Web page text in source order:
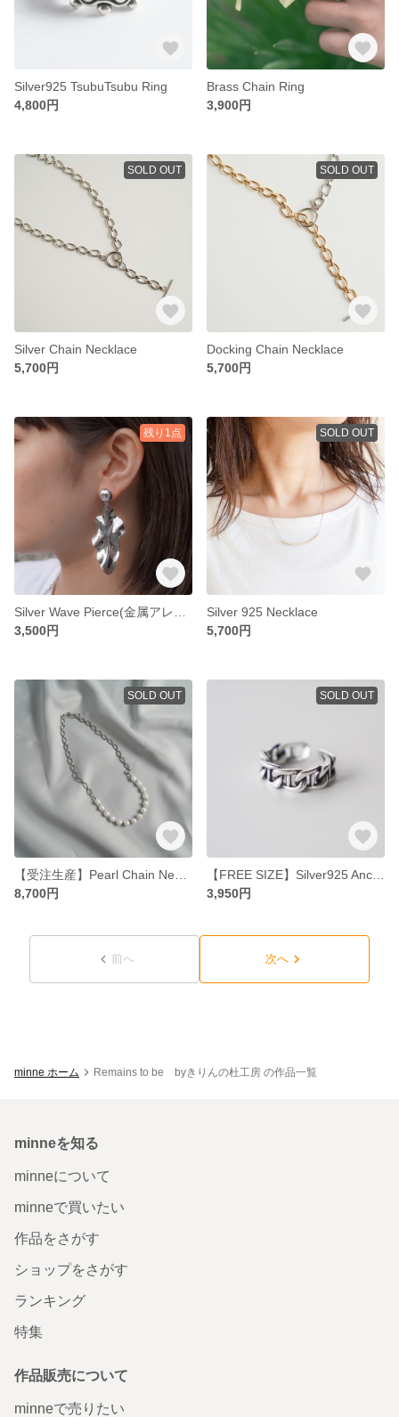
Silver925 TsubuTsubu Ring
4,800円
Brass Chain Ring
3,900円
SOLD OUT
Silver Chain Necklace
5,700円
SOLD OUT
Docking Chain Necklace
5,700円
残り1点
3,500円
SOLD OUT
Silver 925 Necklace
5,700円
SOLD OUT
8,700円
SOLD OUT
3,950円
前へ 次へ
minne ホーム Remains to be byきりんの杜工房 の作品一覧
minneを知る
minneについて
minneで買いたい
作品をさがす
ショップをさがす
ランキング
特集
作品販売について
minneで売りたい